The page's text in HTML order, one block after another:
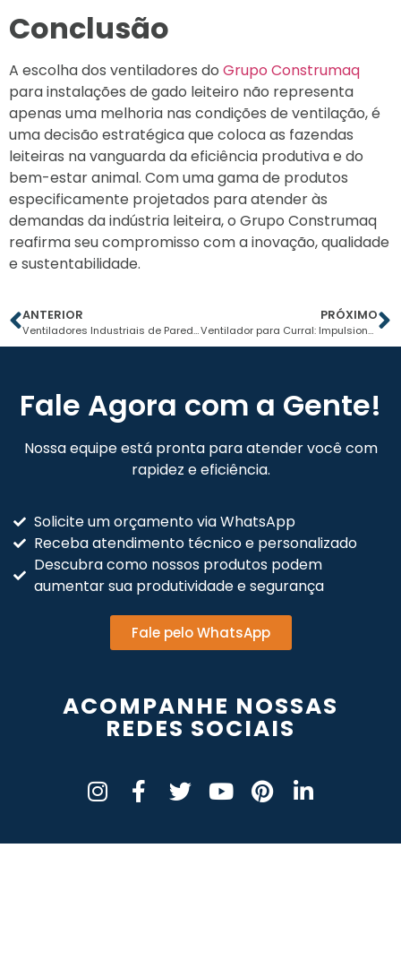
Conclusão
A escolha dos ventiladores do Grupo Construmaq
para instalações de gado leiteiro não representa
apenas uma melhoria nas condições de ventilação, é
uma decisão estratégica que coloca as fazendas
leiteiras na vanguarda da eficiência produtiva e do
bem-estar animal. Com uma gama de produtos
especificamente projetados para atender às
demandas da indústria leiteira, o Grupo Construmaq
reafirma seu compromisso com a inovação, qualidade
e sustentabilidade.
ANTERIOR
Ventiladores Industriais de Parede do Grupo Construmaq
PRÓXIMO
Ventilador para Curral: Impulsionando a Produtividade
Fale Agora com a Gente!
Nossa equipe está pronta para atender você com
rapidez e eficiência.
Solicite um orçamento via WhatsApp
Receba atendimento técnico e personalizado
Descubra como nossos produtos podem
aumentar sua produtividade e segurança
Fale pelo WhatsApp
ACOMPANHE NOSSAS
REDES SOCIAIS